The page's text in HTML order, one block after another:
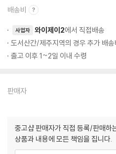
배송비
사업자 와이제이2에서 직접배송
도서산간/제주지역의 경우 추가 배
출고 이후 1~2일 이내 수령
판매자
중고샵 판매자가 직접 등록/판매하
상품과 내용에 모든 책임을 집니다.